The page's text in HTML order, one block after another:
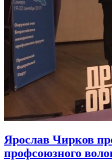
Ярослав Чирков
профсоюзного